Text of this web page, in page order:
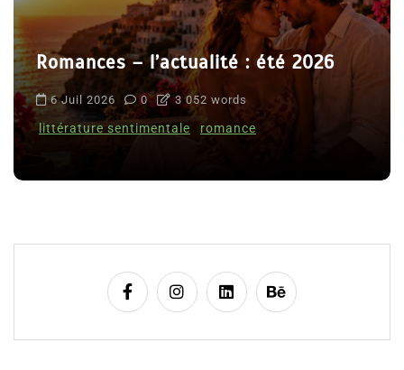
Romances – l’actualité : été 2026
6 Juil 2026 0 3 052 words
littérature sentimentale romance